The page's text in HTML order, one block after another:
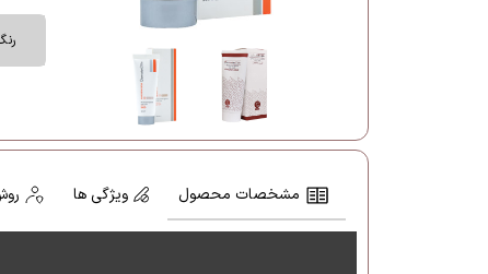
مشخصات محصول ویژگی ها